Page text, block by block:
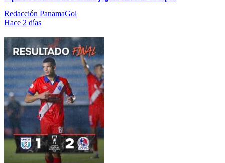
Redacción PanamaGol
Hace 2 días